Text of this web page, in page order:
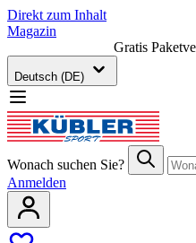
Direkt zum Inhalt
Magazin
Gratis
Deutsch (DE)
Wonach suchen Sie?
Anmelden